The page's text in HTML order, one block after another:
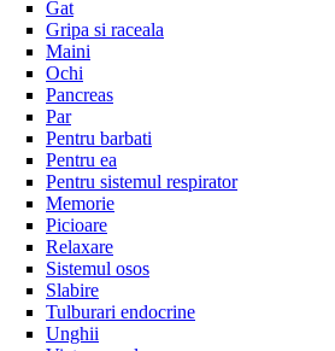
Gat
Gripa si raceala
Maini
Ochi
Pancreas
Par
Pentru barbati
Pentru ea
Pentru sistemul respirator
Memorie
Picioare
Relaxare
Sistemul osos
Slabire
Tulburari endocrine
Unghii